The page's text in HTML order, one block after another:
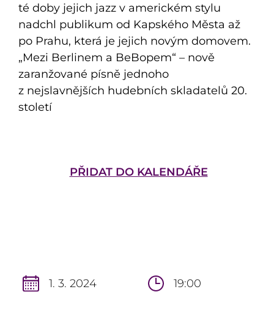
té doby jejich jazz v americkém stylu
nadchl publikum od Kapského Města až
po Prahu, která je jejich novým domovem.
„Mezi Berlinem a BeBopem“ – nově
zaranžované písně jednoho
z nejslavnějších hudebních skladatelů 20.
století
PŘIDAT DO KALENDÁŘE
1. 3. 2024 19:00